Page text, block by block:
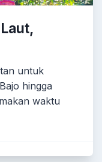
untuk
hingga
waktu